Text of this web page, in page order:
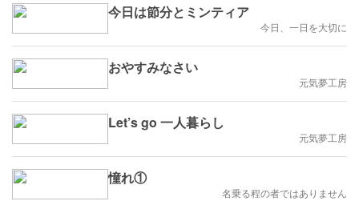
今日は節分とミンティア
今日、一日を大切に
おやすみなさい
元気夢工房
Let’s go 一人暮らし
元気夢工房
憧れ①
名乗る程の者ではありません